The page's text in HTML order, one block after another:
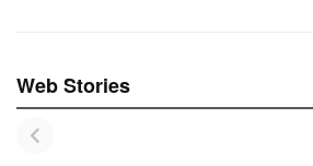
Web Stories